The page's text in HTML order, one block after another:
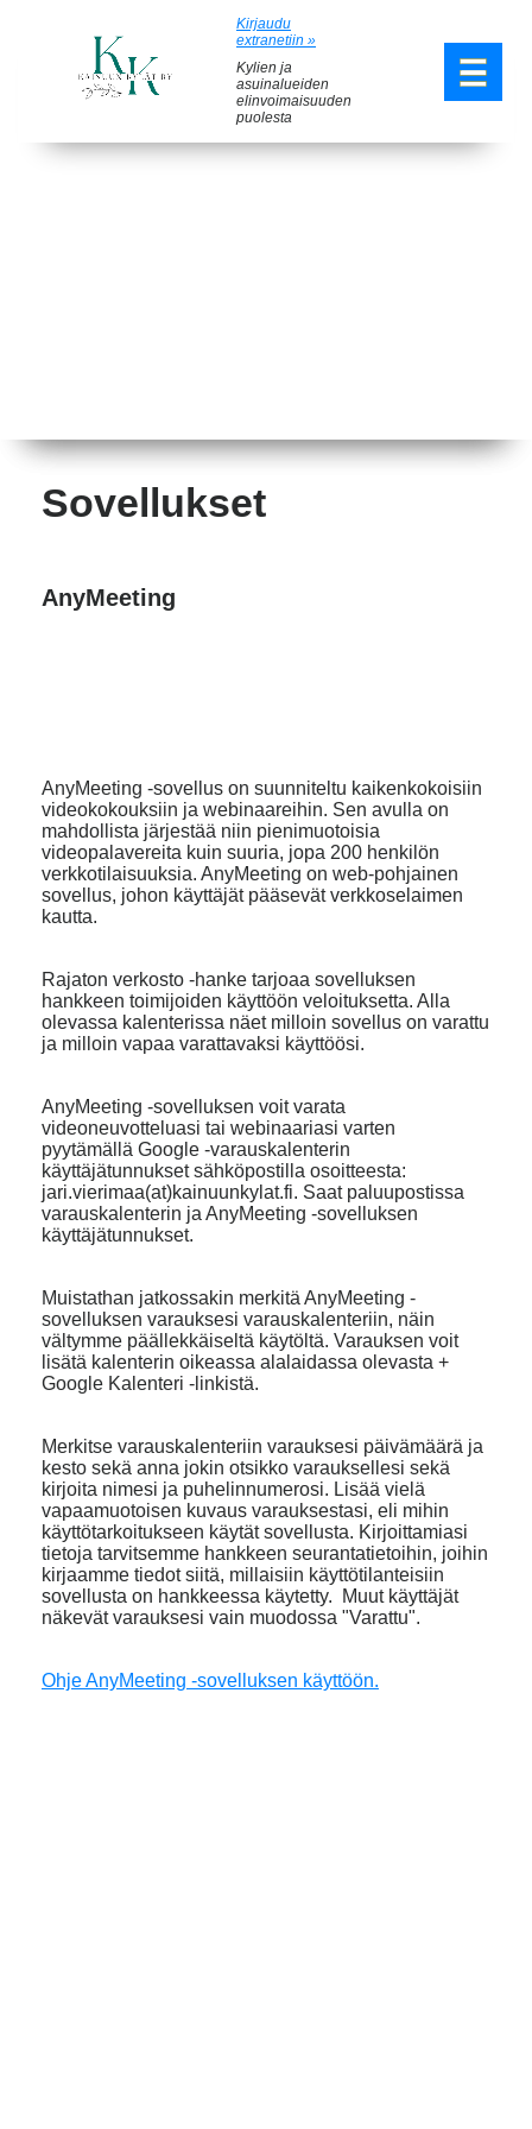
Kirjaudu
extranetiin »
Kylien ja
asuinalueiden
elinvoimaisuuden
puolesta
Sovellukset
AnyMeeting
AnyMeeting -sovellus on suunniteltu kaikenkokoisiin
videokokouksiin ja webinaareihin. Sen avulla on
mahdollista järjestää niin pienimuotoisia
videopalavereita kuin suuria, jopa 200 henkilön
verkkotilaisuuksia. AnyMeeting on web-pohjainen
sovellus, johon käyttäjät pääsevät verkkoselaimen
kautta.
Rajaton verkosto -hanke tarjoaa sovelluksen
hankkeen toimijoiden käyttöön veloituksetta. Alla
olevassa kalenterissa näet milloin sovellus on varattu
ja milloin vapaa varattavaksi käyttöösi.
AnyMeeting -sovelluksen voit varata
videoneuvotteluasi tai webinaariasi varten
pyytämällä Google -varauskalenterin
käyttäjätunnukset sähköpostilla osoitteesta:
jari.vierimaa(at)kainuunkylat.fi. Saat paluupostissa
varauskalenterin ja AnyMeeting -sovelluksen
käyttäjätunnukset.
Muistathan jatkossakin merkitä AnyMeeting -
sovelluksen varauksesi varauskalenteriin, näin
vältymme päällekkäiseltä käytöltä. Varauksen voit
lisätä kalenterin oikeassa alalaidassa olevasta +
Google Kalenteri -linkistä.
Merkitse varauskalenteriin varauksesi päivämäärä ja
kesto sekä anna jokin otsikko varauksellesi sekä
kirjoita nimesi ja puhelinnumerosi. Lisää vielä
vapaamuotoisen kuvaus varauksestasi, eli mihin
käyttötarkoitukseen käytät sovellusta. Kirjoittamiasi
tietoja tarvitsemme hankkeen seurantatietoihin, joihin
kirjaamme tiedot siitä, millaisiin käyttötilanteisiin
sovellusta on hankkeessa käytetty. Muut käyttäjät
näkevät varauksesi vain muodossa "Varattu".
Ohje AnyMeeting -sovelluksen käyttöön.